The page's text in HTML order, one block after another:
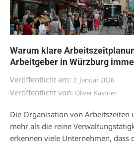
Warum klare
Arbeitgeber in Würzburg
Veröffentlicht am: 2. Januar 2026
Veröffentlicht von: Oliver Kastner
Die Organisation von Arbeitszeiten
mehr als die reine
erkennen viele Unternehmen, dass